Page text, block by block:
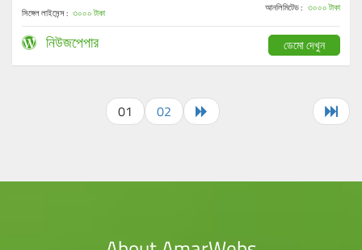
সিঙ্গেল লাইসেন্স : ৩০০০ টাকা আনলিমিটেড : ৩০০০ টাকা
নিউজপেপার ডেমো দেখুন
01 02